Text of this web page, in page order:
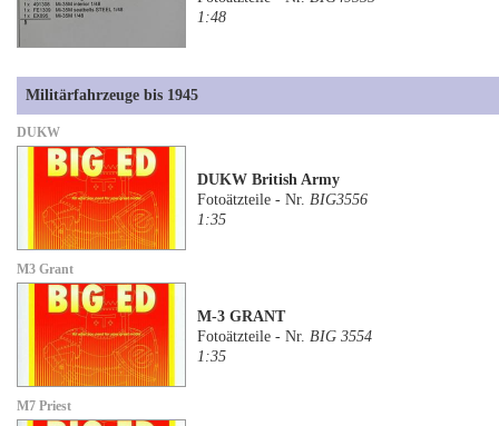
1:48
Militärfahrzeuge bis 1945
DUKW
DUKW British Army
Fotoätzteile - Nr. BIG3556
1:35
M3 Grant
M-3 GRANT
Fotoätzteile - Nr. BIG 3554
1:35
M7 Priest